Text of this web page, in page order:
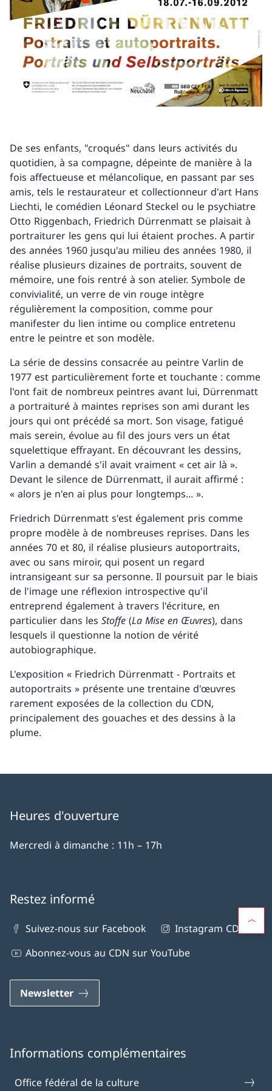
De ses enfants, "croqués" dans leurs activités du
quotidien, à sa compagne, dépeinte de manière à la
fois affectueuse et mélancolique, en passant par ses
amis, tels le restaurateur et collectionneur d'art Hans
Liechti, le comédien Léonard Steckel ou le psychiatre
Otto Riggenbach, Friedrich Dürrenmatt se plaisait à
portraiturer les gens qui lui étaient proches. A partir
des années 1960 jusqu'au milieu des années 1980, il
réalise plusieurs dizaines de portraits, souvent de
mémoire, une fois rentré à son atelier. Symbole de
convivialité, un verre de vin rouge intègre
régulièrement la composition, comme pour
manifester du lien intime ou complice entretenu
entre le peintre et son modèle.
La série de dessins consacrée au peintre Varlin de
1977 est particulièrement forte et touchante : comme
l'ont fait de nombreux peintres avant lui, Dürrenmatt
a portraituré à maintes reprises son ami durant les
jours qui ont précédé sa mort. Son visage, fatigué
mais serein, évolue au fil des jours vers un état
squelettique effrayant. En découvrant les dessins,
Varlin a demandé s'il avait vraiment « cet air là ».
Devant le silence de Dürrenmatt, il aurait affirmé :
« alors je n'en ai plus pour longtemps... ».
Friedrich Dürrenmatt s'est également pris comme
propre modèle à de nombreuses reprises. Dans les
années 70 et 80, il réalise plusieurs autoportraits,
avec ou sans miroir, qui posent un regard
intransigeant sur sa personne. Il poursuit par le biais
de l'image une réflexion introspective qu'il
entreprend également à travers l'écriture, en
particulier dans les Stoffe (La Mise en Œuvres), dans
lesquels il questionne la notion de vérité
autobiographique.
L'exposition « Friedrich Dürrenmatt - Portraits et
autoportraits » présente une trentaine d'œuvres
rarement exposées de la collection du CDN,
principalement des gouaches et des dessins à la
plume.
Heures d'ouverture
Mercredi à dimanche : 11h – 17h
Restez informé
Suivez-nous sur Facebook
Instagram CDN
Abonnez-vous au CDN sur YouTube
Newsletter
Informations complémentaires
Office fédéral de la culture